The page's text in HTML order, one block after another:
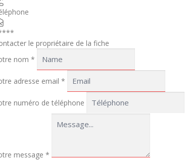
le propriétaire de la fiche
nom *
adresse email *
numéro de téléphone
message *